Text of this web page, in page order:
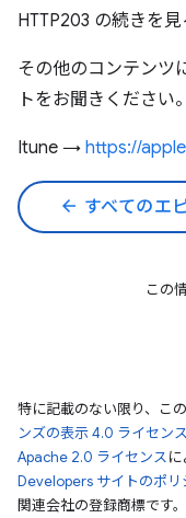
HTTP203 の続きを
その他のコンテンツ
トをお聞きくださ
Itune → https://
arrow_back すべてのエ
この
特に記載のない限り、こ
ンズの表示 4.0 ライセンス
Apache 2.0 ライセンス
Developers サイトのポリ
関連会社の登録商標です。